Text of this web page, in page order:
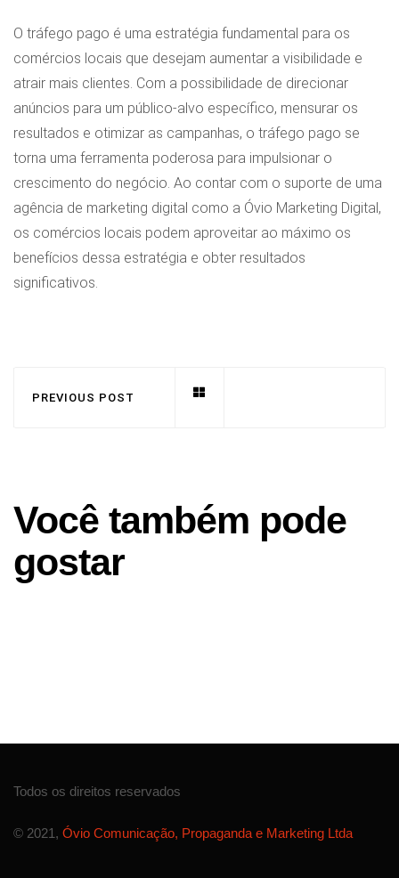
O tráfego pago é uma estratégia fundamental para os
comércios locais que desejam aumentar a visibilidade e
atrair mais clientes. Com a possibilidade de direcionar
anúncios para um público-alvo específico, mensurar os
resultados e otimizar as campanhas, o tráfego pago se
torna uma ferramenta poderosa para impulsionar o
crescimento do negócio. Ao contar com o suporte de uma
agência de marketing digital como a Óvio Marketing Digital,
os comércios locais podem aproveitar ao máximo os
benefícios dessa estratégia e obter resultados
significativos.
PREVIOUS POST
Você também pode
gostar
Todos os direitos reservados
© 2021, Óvio Comunicação, Propaganda e Marketing Ltda